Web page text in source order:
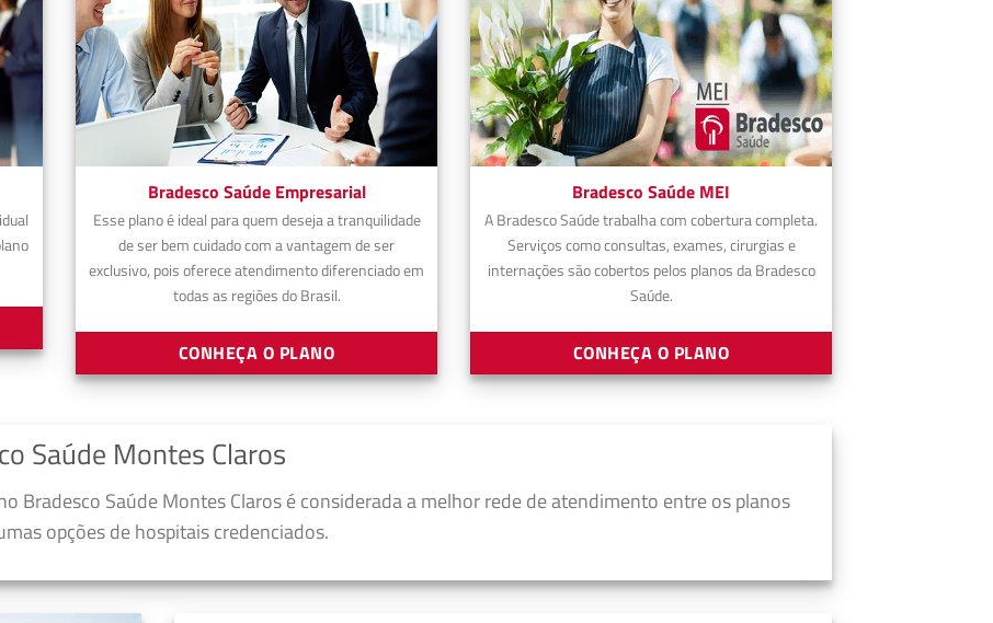
Bradesco Saúde Empresarial
Esse plano é ideal para quem deseja a tranquilidade
de ser bem cuidado com a vantagem de ser
exclusivo, pois oferece atendimento diferenciado em
todas as regiões do Brasil.
CONHEÇA O PLANO
Bradesco Saúde MEI
A Bradesco Saúde trabalha com cobertura completa.
Serviços como consultas, exames, cirurgias e
internações são cobertos pelos planos da Bradesco
Saúde.
CONHEÇA O PLANO
Saúde Montes Claros
Bradesco Saúde Montes Claros é considerada a melhor rede de atendimento entre os planos
opções de hospitais credenciados.